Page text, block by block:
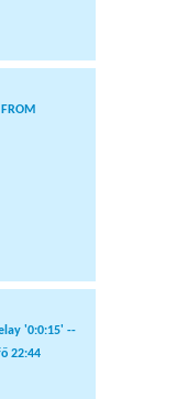
'0:0:15' --
22:44